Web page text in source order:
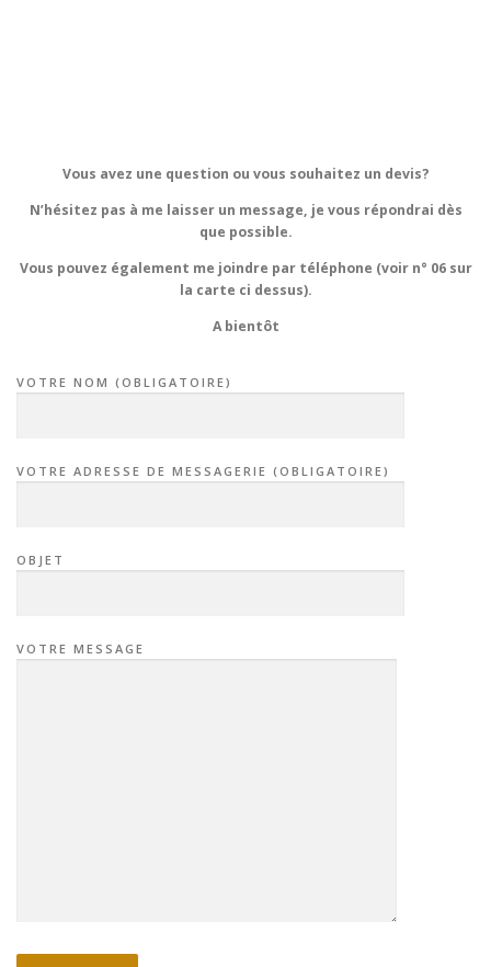
Vous avez une question ou vous souhaitez un devis?
N’hésitez pas à me laisser un message, je vous répondrai dès
que possible.
Vous pouvez également me joindre par téléphone (voir n° 06 sur
la carte ci dessus).
A bientôt
VOTRE NOM (OBLIGATOIRE)
VOTRE ADRESSE DE MESSAGERIE (OBLIGATOIRE)
OBJET
VOTRE MESSAGE